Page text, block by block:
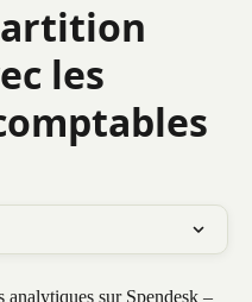
les
sur Spendesk –